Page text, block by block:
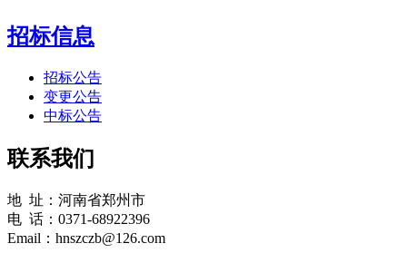
招标信息
招标公告
变更公告
中标公告
联系我们
地 址：河南省郑州市
电 话：0371-68922396
Email：hnszczb@126.com